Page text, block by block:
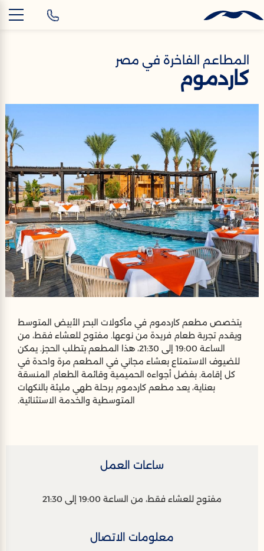
المطاعم الفاخرة في مصر
كاردموم
يتخصص مطعم كاردموم في مأكولات البحر الأبيض المتوسط
ويقدم تجربة طعام فريدة من نوعها. مفتوح للعشاء فقط، من
الساعة 19:00 إلى 21:30، هذا المطعم يتطلب الحجز. يمكن
للضيوف الاستمتاع بعشاء مجاني في المطعم مرة واحدة في
كل إقامة. بفضل أجواءه الحميمية وقائمة الطعام المنسقة
بعناية، يعد مطعم كاردموم برحلة طهي مليئة بالنكهات
المتوسطية والخدمة الاستثنائية.
ساعات العمل
مفتوح للعشاء فقط، من الساعة 19:00 إلى 21:30
معلومات الاتصال